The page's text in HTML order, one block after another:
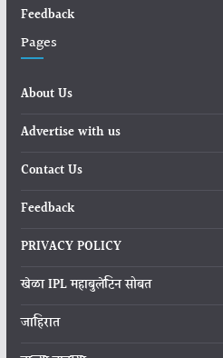
Feedback
Pages
About Us
Advertise with us
Contact Us
Feedback
PRIVACY POLICY
खेळा IPL महाबुलेटिन सोबत
जाहिरात